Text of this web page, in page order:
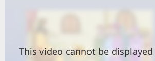
This video cannot be